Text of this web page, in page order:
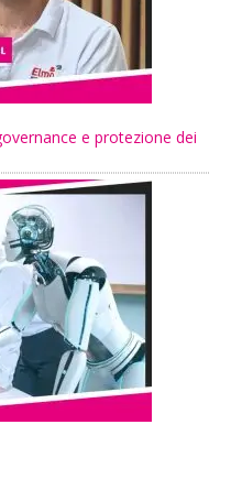
e protezione dei